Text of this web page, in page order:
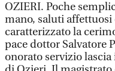
OZIERI. Poche
mano, saluti
caratterizzato la
pace dottor Salvatore
onorato servizio